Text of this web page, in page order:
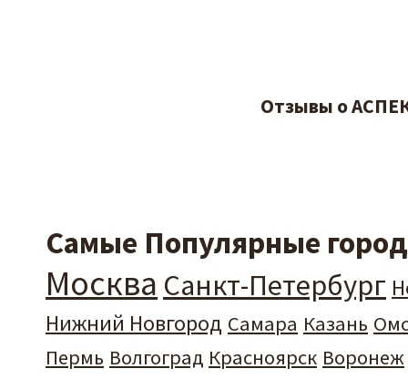
Отзывы о
Самые Популярные
Москва Санкт-Петербург
Нижний Новгород Самара Казань
Пермь Волгоград Красноярск Воронеж